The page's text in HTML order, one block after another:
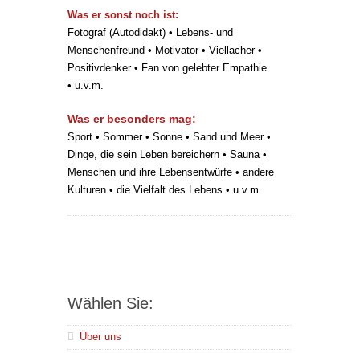
Was er sonst noch ist:
Fotograf (Autodidakt) • Lebens- und
Menschenfreund • Motivator • Viellacher •
Positivdenker • Fan von gelebter Empathie
• u.v.m.
Was er besonders mag:
Sport • Sommer • Sonne • Sand und Meer •
Dinge, die sein Leben bereichern • Sauna •
Menschen und ihre Lebensentwürfe • andere
Kulturen • die Vielfalt des Lebens • u.v.m.
Wählen Sie:
Über uns